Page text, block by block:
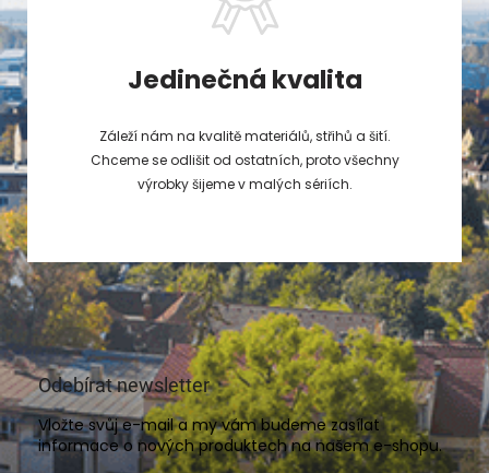
Jedinečná kvalita
Záleží nám na kvalitě materiálů, střihů a šití.
Chceme se odlišit od ostatních, proto všechny
výrobky šijeme v malých sériích.
Odebírat newsletter
Vložte svůj e-mail a my vám budeme zasílat
informace o nových produktech na našem e-shopu.